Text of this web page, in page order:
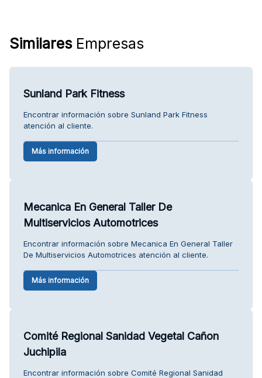
SimilaresEmpresas
Sunland Park Fitness
Encontrar información sobre Sunland Park Fitness
atención al cliente.
Más información
Mecanica En General Taller De
Multiservicios Automotrices
Encontrar información sobre Mecanica En General Taller
De Multiservicios Automotrices atención al cliente.
Más información
Comité Regional Sanidad Vegetal Cañon
Juchipila
Encontrar información sobre Comité Regional Sanidad